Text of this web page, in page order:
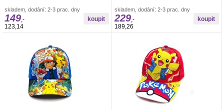
oblečení pro holky
skladem, dodání: 2-3 prac. dny
149,-
123,14
oblečení Dětská pyžama
skladem, dodání: 2-3 prac. dny
229,-
189,26